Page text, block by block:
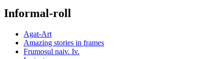
Informal-roll
Agat-Art
Amazing stories in frames
Frumosul naiv. Iv.